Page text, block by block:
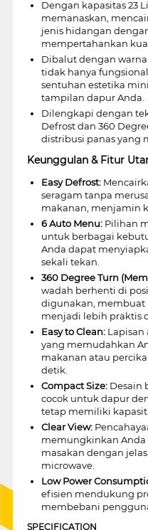
Dengan kapasitas 23
memanaskan,
jenis hidangan
mempertahankan
Dibalut dengan
tidak hanya
sentuhan estetika
tampilan dapur Anda.
Dilengkapi dengan
Defrost dan 360
distribusi panas yang
Keunggulan & Fitur
Easy Defrost:
seragam tanpa
makanan, menjamin
6 Auto Menu:Pilihan
untuk berbagai
Anda dapat
sekali tekan.
360 Degree Turn
wadah berhenti di
digunakan,
menjadi lebih praktis
Easy to Clean:Lapisan
yang memudahkan
makanan atau
detik.
Compact Size:Desain
cocok untuk dapur
tetap memiliki
Clear View:
memungkinkan
masakan dengan
microwave.
Low Power
efisien mendukung
membebani
SPECIFICATION